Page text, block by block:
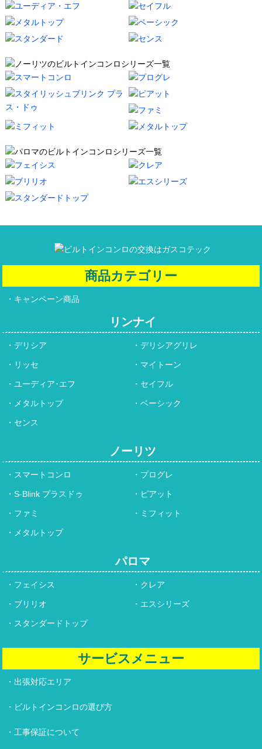
商品カテゴリー
キャンペーン商品
リンナイ
デリシア デリシアグリレ
リッセ マイトーン
ユーディア･エフ セイフル
メタルトップ ベーシック
センス
ノーリツ
スマートコンロ プログレ
S-Blink プラスドゥ ピアット
ファミ ミフィット
メタルトップ
パロマ
フェイシス クレア
ブリリオ エスシリーズ
スタンダードトップ
サービスメニュー
出張対応エリア
ビルトインコンロの選び方
工事保証について